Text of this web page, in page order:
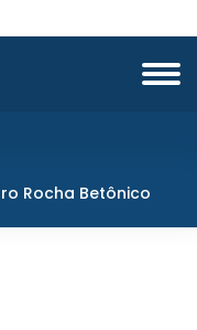
Rocha Betônico